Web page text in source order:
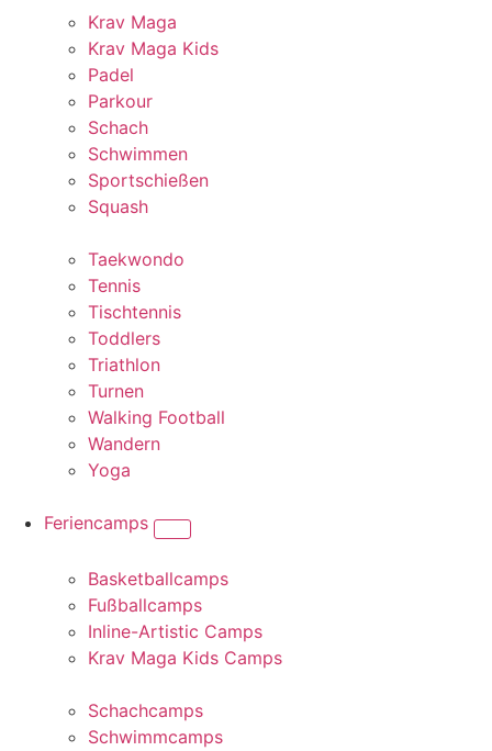
Krav Maga
Krav Maga Kids
Padel
Parkour
Schach
Schwimmen
Sportschießen
Squash
Taekwondo
Tennis
Tischtennis
Toddlers
Triathlon
Turnen
Walking Football
Wandern
Yoga
Feriencamps
Basketballcamps
Fußballcamps
Inline-Artistic Camps
Krav Maga Kids Camps
Schachcamps
Schwimmcamps